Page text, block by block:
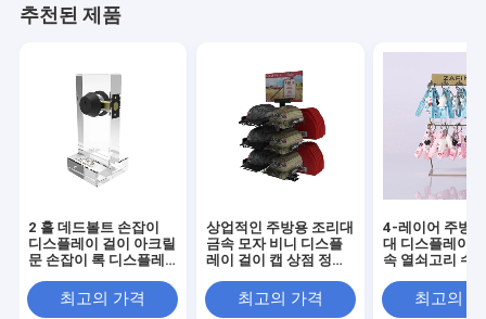
추천된 제품
2 홀 데드볼트 손잡이
디스플레이 걸이 아크릴
문 손잡이 록 디스플레
최고의 가격
상업적인 주방용 조리대
금속 모자 비니 디스플
레이 걸이 캡 상점 정착
최고의 가격
4-레이어 주방
대 디스플레이
속 열쇠고리 수
최고의